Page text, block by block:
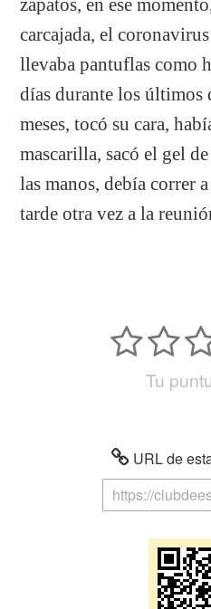
carcajada, el
llevaba pantuflas como
días durante los últimos
meses, tocó su cara,
mascarilla, sacó el gel
las manos, debía correr
tarde otra vez a la
Tu
URL de